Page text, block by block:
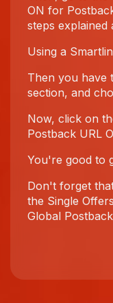
ON for
steps
Using a
Then you have
section, and
Now, click on
Postback URL
You're good to
Don't forget
the Single
Global